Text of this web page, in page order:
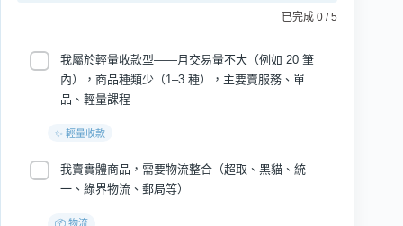
已完成 0 / 5
我屬於輕量收款型——月交易量不大（例如 20 筆
內），商品種類少（1–3 種），主要賣服務、單
品、輕量課程
我賣實體商品，需要物流整合（超取、黑貓、統
一、綠界物流、郵局等）